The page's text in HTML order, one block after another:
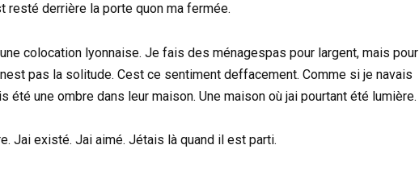
resté derrière la porte quon ma fermée.
colocation lyonnaise. Je fais des ménagespas pour largent, mais pour
pas la solitude. Cest ce sentiment deffacement. Comme si je navais
été une ombre dans leur maison. Une maison où jai pourtant été lumière.
Jai existé. Jai aimé. Jétais là quand il est parti.